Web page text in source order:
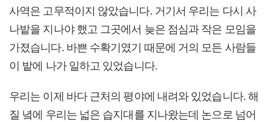
사역은 고무적이지 않았습니다. 거기서 우리는 다시 사
나밭을 지나야 했고 그곳에서 늦은 점심과 작은 모임을
가졌습니다. 바쁜 수확기였기 때문에 거의 모든 사람들
이 밭에 나가 일하고 있었습니다.
우리는 이제 바다 근처의 평야에 내려와 있었습니다. 해
질 녘에 우리는 넓은 습지대를 지나왔는데 논으로 넘어